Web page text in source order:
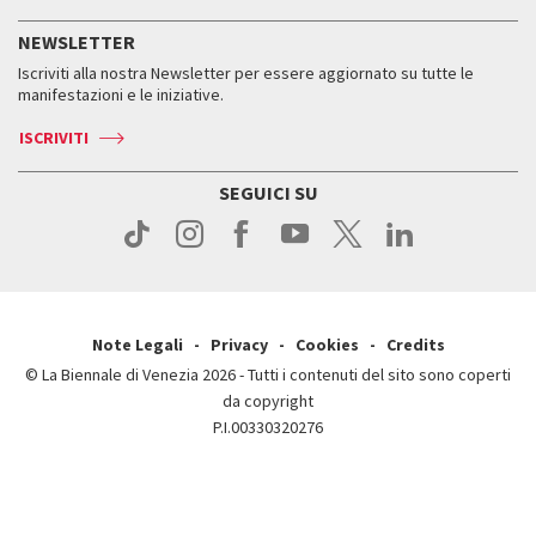
Come raggiungerci
Come raggiungerci
Contatti
Press
Orari e sedi
Biglietti
Servizi al pubblico
Come raggiungerci
Contatti
Storia
Orari e sedi
NEWSLETTER
Iscriviti alla nostra Newsletter per essere aggiornato su tutte le
manifestazioni e le iniziative.
ISCRIVITI
SEGUICI SU
Note Legali Privacy Cookies
Credits
© La Biennale di Venezia 2026 - Tutti i contenuti del sito sono coperti
da copyright
P.I.00330320276